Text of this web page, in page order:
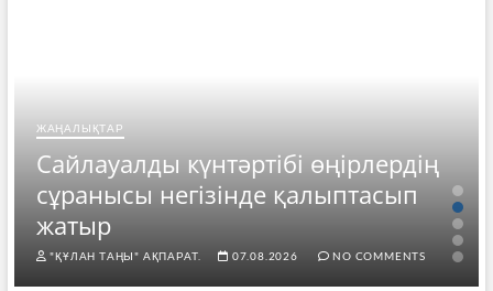
ЖАҢАЛЫҚТАР
Сайлауалды күнтәртібі өңірлердің
сұранысы негізінде қалыптасып
жатыр
"ҚҰЛАН ТАҢЫ" АҚПАРАТ. 07.08.2026 NO COMMENTS